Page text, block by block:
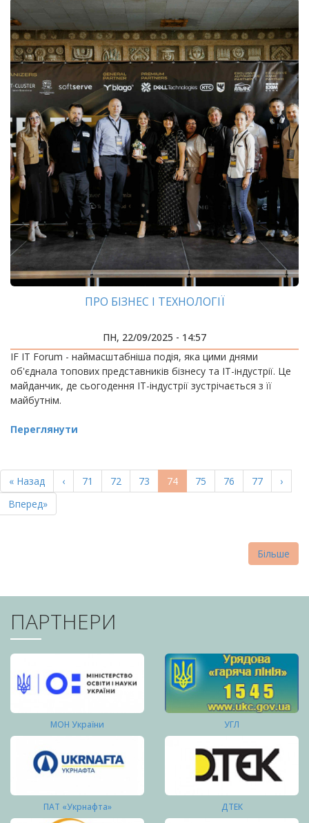
ПРО БІЗНЕС І ТЕХНОЛОГІЇ
ПН, 22/09/2025 - 14:57
IF IT Forum - наймасштабніша подія, яка цими днями
об'єднала топових представників бізнесу та ІТ-індустрії. Це
майданчик, де сьогодення ІТ-індустрії зустрічається з її
майбутнім.
Переглянути
НА
СТОРІНКИ
Перша
сторінка
« Назад
Попередня
сторінка
‹ Page
71 Page
72 Page
73
Поточна
сторінка
74 Page
75 Page
76 Page
77
›
Остання
сторінка
Вперед»
Більше
ПАРТНЕРИ
МОН України УГЛ
ПАТ «Укрнафта» ДТЕК